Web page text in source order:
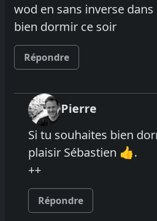
wod en sans inverse
bien dormir ce soir
Répondre
Pierre
Si tu souhaites bien
plaisir Sébastien 👍.
++
Répondre